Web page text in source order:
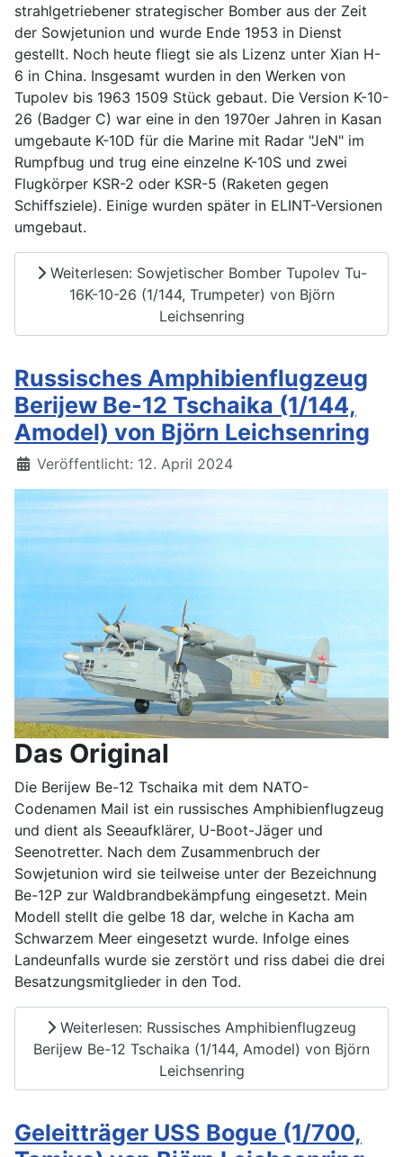
strahlgetriebener strategischer Bomber aus der Zeit
der Sowjetunion und wurde Ende 1953 in Dienst
gestellt. Noch heute fliegt sie als Lizenz unter Xian H-
6 in China. Insgesamt wurden in den Werken von
Tupolev bis 1963 1509 Stück gebaut. Die Version K-10-
26 (Badger C) war eine in den 1970er Jahren in Kasan
umgebaute K-10D für die Marine mit Radar "JeN" im
Rumpfbug und trug eine einzelne K-10S und zwei
Flugkörper KSR-2 oder KSR-5 (Raketen gegen
Schiffsziele). Einige wurden später in ELINT-Versionen
umgebaut.
Weiterlesen: Sowjetischer Bomber Tupolev Tu-
16K-10-26 (1/144, Trumpeter) von Björn
Leichsenring
Russisches Amphibienflugzeug
Berijew Be-12 Tschaika (1/144,
Amodel) von Björn Leichsenring
Details
Veröffentlicht: 12. April 2024
Das Original
Die Berijew Be-12 Tschaika mit dem NATO-
Codenamen Mail ist ein russisches Amphibienflugzeug
und dient als Seeaufklärer, U-Boot-Jäger und
Seenotretter. Nach dem Zusammenbruch der
Sowjetunion wird sie teilweise unter der Bezeichnung
Be-12P zur Waldbrandbekämpfung eingesetzt. Mein
Modell stellt die gelbe 18 dar, welche in Kacha am
Schwarzem Meer eingesetzt wurde. Infolge eines
Landeunfalls wurde sie zerstört und riss dabei die drei
Besatzungsmitglieder in den Tod.
Weiterlesen: Russisches Amphibienflugzeug
Berijew Be-12 Tschaika (1/144, Amodel) von Björn
Leichsenring
Geleitträger USS Bogue (1/700,